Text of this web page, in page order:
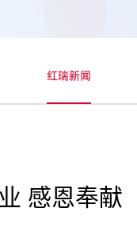
红瑞新闻
感恩奉献